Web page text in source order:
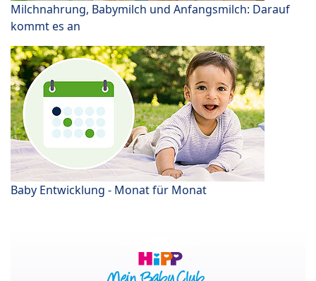
Milchnahrung, Babymilch und Anfangsmilch: Darauf
kommt es an
Baby Entwicklung - Monat für Monat